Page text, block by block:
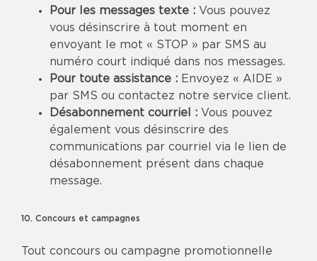
Pour les messages texte : Vous pouvez
vous désinscrire à tout moment en
envoyant le mot « STOP » par SMS au
numéro court indiqué dans nos messages.
Pour toute assistance : Envoyez « AIDE »
par SMS ou contactez notre service client.
Désabonnement courriel : Vous pouvez
également vous désinscrire des
communications par courriel via le lien de
désabonnement présent dans chaque
message.
10. Concours et campagnes
Tout concours ou campagne promotionnelle